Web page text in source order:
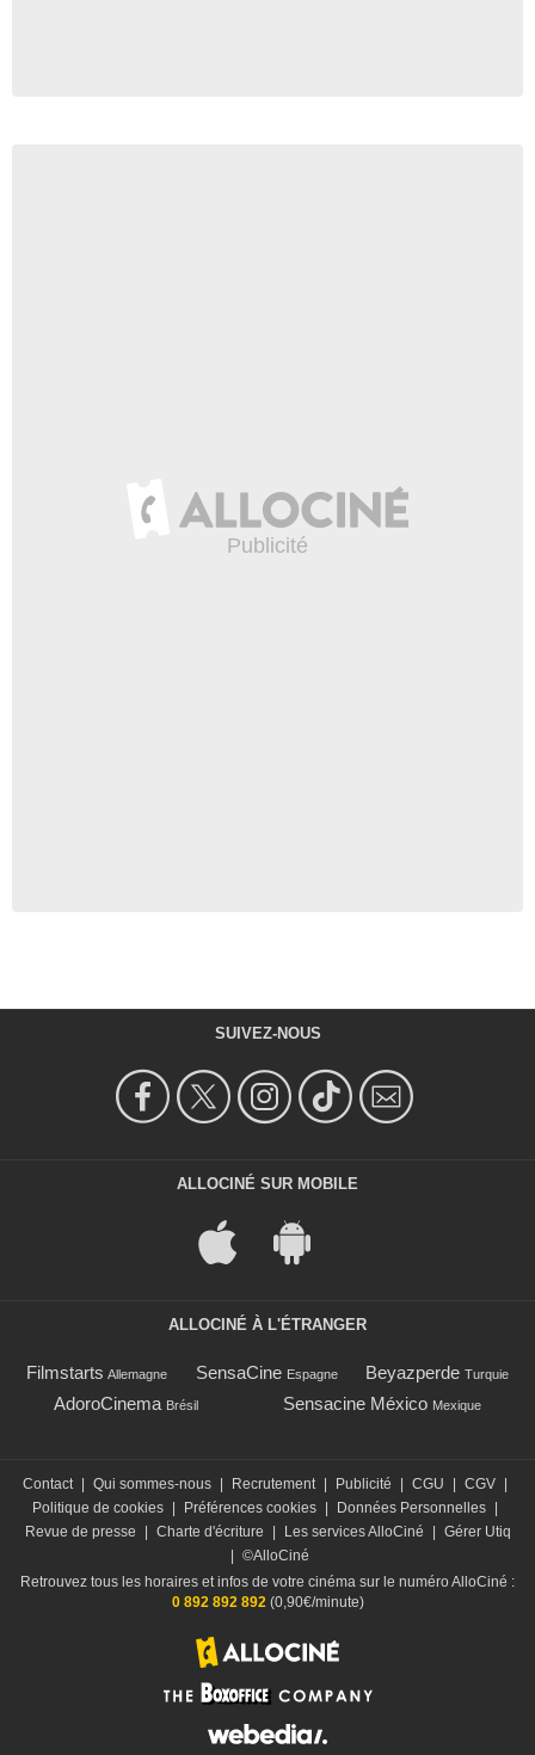
SUIVEZ-NOUS
ALLOCINÉ SUR MOBILE
ALLOCINÉ À L'ÉTRANGER
Filmstarts Allemagne SensaCine Espagne Beyazperde Turquie
AdoroCinema Brésil Sensacine México Mexique
Contact Qui sommes-nous Recrutement Publicité CGU CGV
Politique de cookies
Préférences cookies Données Personnelles
Revue de presse
Charte d'écriture Les services AlloCiné
Gérer Utiq
©AlloCiné
Retrouvez tous les horaires et infos de votre cinéma sur le numéro AlloCiné :
0 892 892 892(0,90€/minute)